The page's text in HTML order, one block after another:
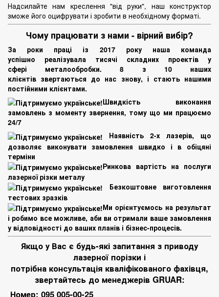
Надсилайте нам креслення "від руки", наш конструктор
зможе його оцифрувати і зробити в необхідному форматі.
Чому працювати з нами - вірний вибір?
За роки праці із 2017 року наша команда
успішно реалізувала тисячі складних проектів у
сфері металообробки. 8 з 10 наших
клієнтів звертаються до нас знову, і стають нашими
постійними клієнтами.
Швидкість виконання
замовлень з моменту звернення, тому що ми працюємо
24/7
Наявність 2-х лазерів, що
дозволяє виконувати замовлення швидко і в обіцяні
терміни
Ринкова вартість на послуги
лазерної різки металу
Безкоштовне виготовлення
тестових зразків
Ми орієнтуємось на результат
і робимо все можливе, аби ви отримали ваше замовлення
у відповідності до ваших планів і бізнес-процесів.
Якщо у Вас є будь-які запитання з приводу
лазерної порізки і
потрібна консультація кваліфікованого фахівця,
звертайтесь до менеджерів GRUAR:
Номер: 095 005-00-25